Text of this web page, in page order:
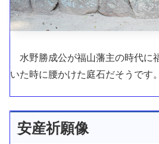
水野勝成公が福山藩主の時代に
いた時に腰かけた庭石だそうです。
安産祈願像